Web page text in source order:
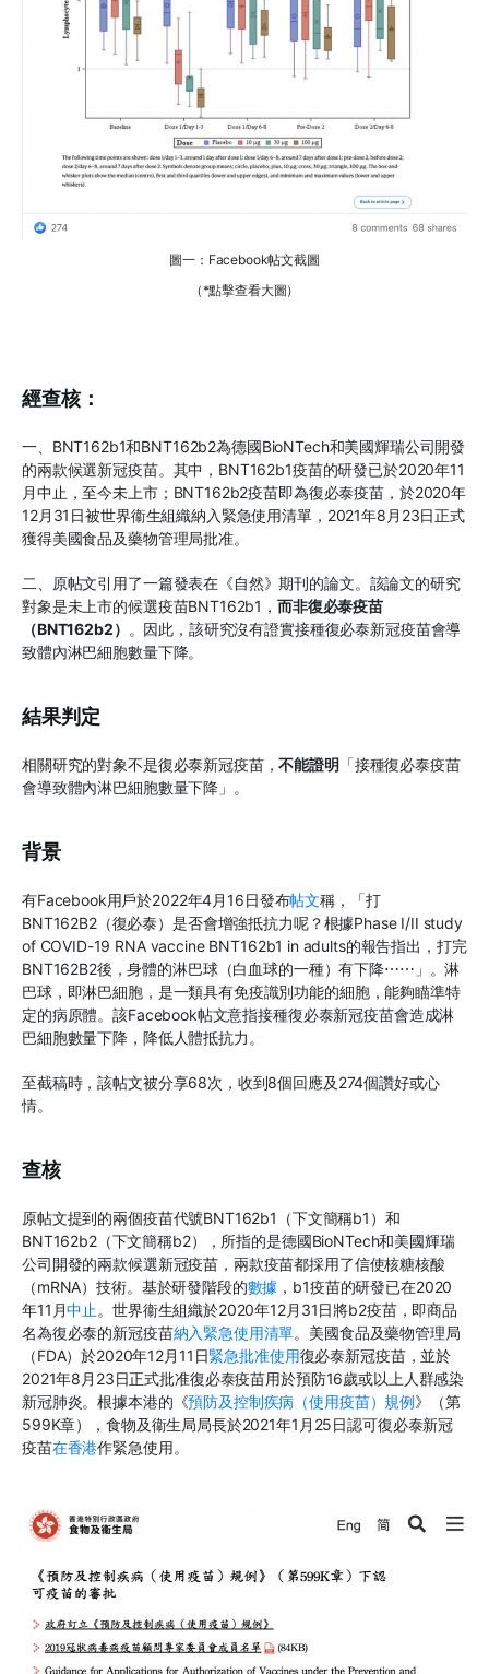
圖一：Facebook帖文截圖
（*點擊查看大圖）
經查核：
一、BNT162b1和BNT162b2為德國BioNTech和美國輝瑞公司開發
的兩款候選新冠疫苗。其中，BNT162b1疫苗的研發已於2020年11
月中止，至今未上市；BNT162b2疫苗即為復必泰疫苗，於2020年
12月31日被世界衞生組織納入緊急使用清單，2021年8月23日正式
獲得美國食品及藥物管理局批准。
二、原帖文引用了一篇發表在《自然》期刊的論文。該論文的研究
對象是未上市的候選疫苗BNT162b1，而非復必泰疫苗
（BNT162b2） 。因此，該研究沒有證實接種復必泰新冠疫苗會導
致體內淋巴細胞數量下降。
結果判定
相關研究的對象不是復必泰新冠疫苗，不能證明 「接種復必泰疫苗
會導致體內淋巴細胞數量下降」。
背景
有Facebook用戶於2022年4月16日發布帖文稱，「打
BNT162B2（復必泰）是否會增強抵抗力呢？根據Phase I/II study
of COVID-19 RNA vaccine BNT162b1 in adults的報告指出，打完
BNT162B2後，身體的淋巴球（白血球的一種）有下降⋯⋯」。淋
巴球，即淋巴細胞，是一類具有免疫識別功能的細胞，能夠瞄準特
定的病原體。該Facebook帖文意指接種復必泰新冠疫苗會造成淋
巴細胞數量下降，降低人體抵抗力。
至截稿時，該帖文被分享68次，收到8個回應及274個讚好或心
情。
查核
原帖文提到的兩個疫苗代號BNT162b1（下文簡稱b1）和
BNT162b2（下文簡稱b2），所指的是德國BioNTech和美國輝瑞
公司開發的兩款候選新冠疫苗，兩款疫苗都採用了信使核糖核酸
（mRNA）技術。基於研發階段的數據 ，b1疫苗的研發已在2020
年11月中止 。世界衞生組織於2020年12月31日將b2疫苗，即商品
名為復必泰的新冠疫苗納入緊急使用清單。美國食品及藥物管理局
（FDA）於2020年12月11日緊急批准使用復必泰新冠疫苗，並於
2021年8月23日正式批准復必泰疫苗用於預防16歲或以上人群感染
新冠肺炎。根據本港的《預防及控制疾病（使用疫苗）規例》（第
599K章），食物及衞生局局長於2021年1月25日認可復必泰新冠
疫苗在香港作緊急使用。